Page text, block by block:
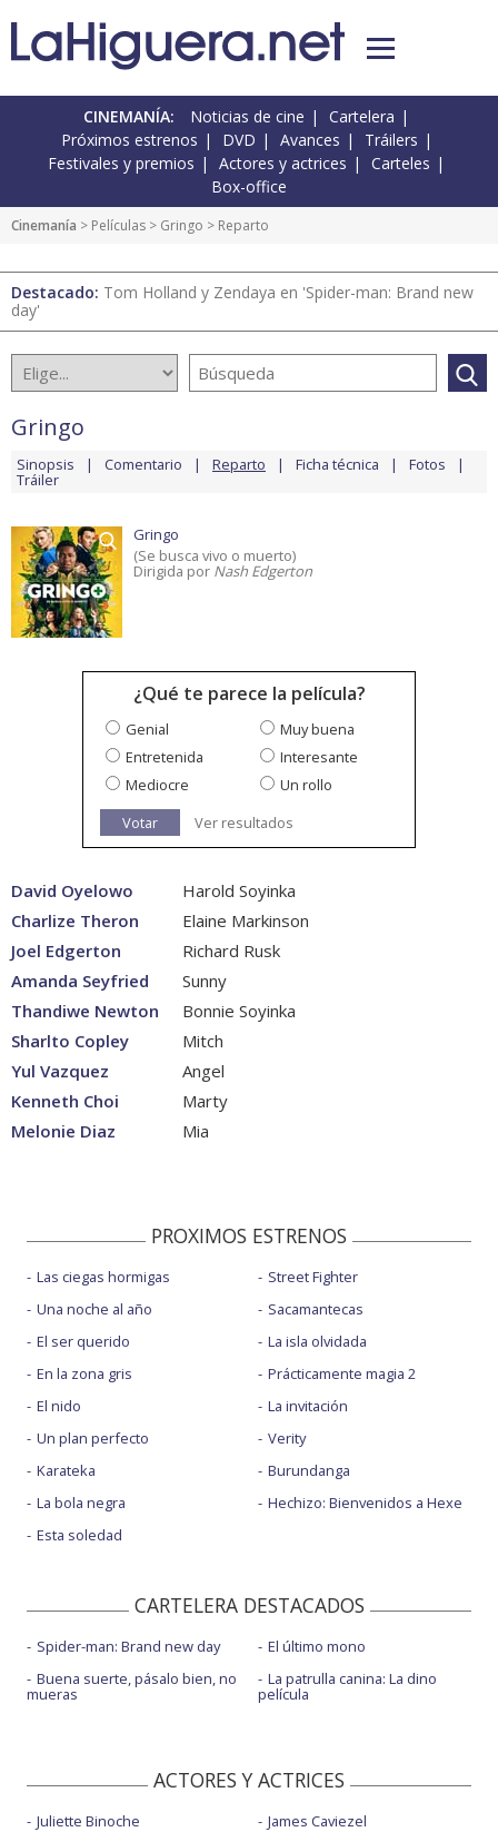
CINEMANÍA: Noticias de cine
Cartelera
Próximos estrenos
DVD Avances
Tráilers
Festivales y premios
Actores y actrices
Carteles
Box-office
Cinemanía > Películas > Gringo > Reparto
Destacado: Tom Holland y Zendaya en 'Spider-man: Brand new
day'
Gringo
Sinopsis Comentario Reparto Ficha técnica Fotos
Tráiler
Gringo
(Se busca vivo o muerto)
Dirigida por Nash Edgerton
¿Qué te parece la película?
Genial
Muy buena
Entretenida
Interesante
Mediocre
Un rollo
Votar
Ver resultados
David Oyelowo
Harold Soyinka
Charlize Theron
Elaine Markinson
Joel Edgerton
Richard Rusk
Amanda Seyfried
Sunny
Thandiwe Newton
Bonnie Soyinka
Sharlto Copley
Mitch
Yul Vazquez
Angel
Kenneth Choi
Marty
Melonie Diaz
Mia
PROXIMOS ESTRENOS
Las ciegas hormigas
Una noche al año
El ser querido
En la zona gris
El nido
Un plan perfecto
Karateka
La bola negra
Esta soledad
Street Fighter
Sacamantecas
La isla olvidada
Prácticamente magia 2
La invitación
Verity
Burundanga
Hechizo: Bienvenidos a Hexe
CARTELERA DESTACADOS
Spider-man: Brand new day
Buena suerte, pásalo bien, no
mueras
El último mono
La patrulla canina: La dino
película
ACTORES Y ACTRICES
Juliette Binoche
James Caviezel